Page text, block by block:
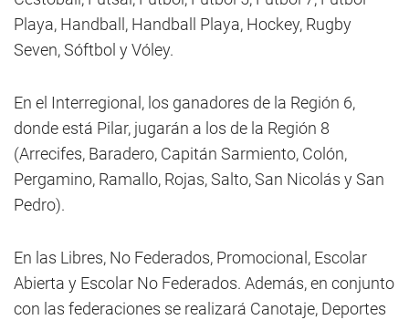
Playa, Handball, Handball Playa, Hockey, Rugby
Seven, Sóftbol y Vóley.
En el Interregional, los ganadores de la Región 6,
donde está Pilar, jugarán a los de la Región 8
(Arrecifes, Baradero, Capitán Sarmiento, Colón,
Pergamino, Ramallo, Rojas, Salto, San Nicolás y San
Pedro).
En las Libres, No Federados, Promocional, Escolar
Abierta y Escolar No Federados. Además, en conjunto
con las federaciones se realizará Canotaje, Deportes